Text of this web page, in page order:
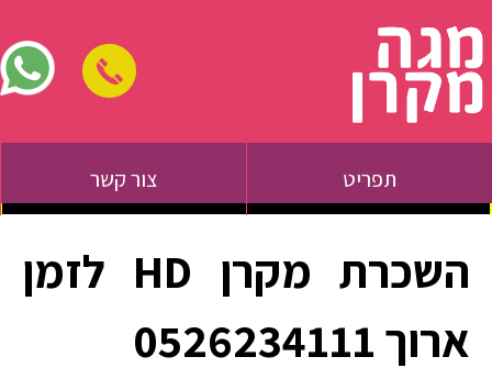
תפריט צור קשר
השכרת מקרן HD לזמן
ארוך 0526234111